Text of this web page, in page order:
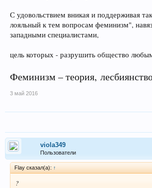
С удовольствием вникая и поддерживая
лояльный к тем вопросам феминизм",
западными специалистами,
цель которых - разрушить общество
Феминизм – теория,
3 май 2016
viola349
Пользователи
Flay сказал(а): ↑
?